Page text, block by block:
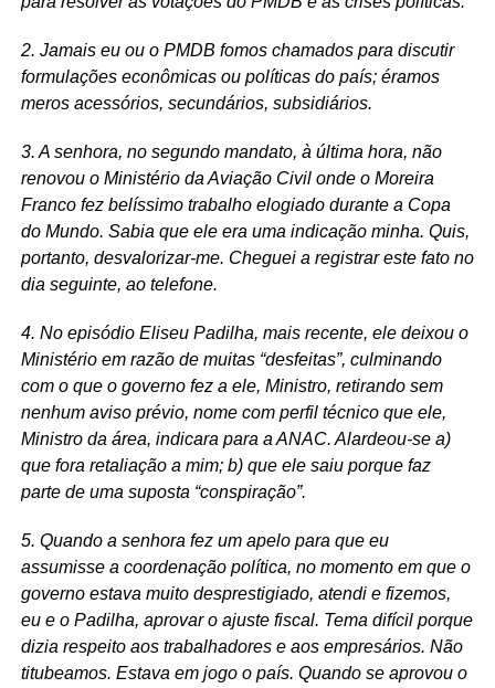
2. Jamais eu ou o PMDB fomos chamados para discutir
formulações econômicas ou políticas do país; éramos
meros acessórios, secundários, subsidiários.
3. A senhora, no segundo mandato, à última hora, não
renovou o Ministério da Aviação Civil onde o Moreira
Franco fez belíssimo trabalho elogiado durante a Copa
do Mundo. Sabia que ele era uma indicação minha. Quis,
portanto, desvalorizar-me. Cheguei a registrar este fato no
dia seguinte, ao telefone.
4. No episódio Eliseu Padilha, mais recente, ele deixou o
Ministério em razão de muitas “desfeitas”, culminando
com o que o governo fez a ele, Ministro, retirando sem
nenhum aviso prévio, nome com perfil técnico que ele,
Ministro da área, indicara para a ANAC. Alardeou-se a)
que fora retaliação a mim; b) que ele saiu porque faz
parte de uma suposta “conspiração”.
5. Quando a senhora fez um apelo para que eu
assumisse a coordenação política, no momento em que o
governo estava muito desprestigiado, atendi e fizemos,
eu e o Padilha, aprovar o ajuste fiscal. Tema difícil porque
dizia respeito aos trabalhadores e aos empresários. Não
titubeamos. Estava em jogo o país. Quando se aprovou o